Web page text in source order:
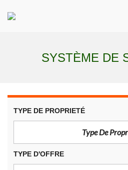
SYSTÈME DE
TYPE DE PROPRIETÉ
Type De
TYPE D'OFFRE